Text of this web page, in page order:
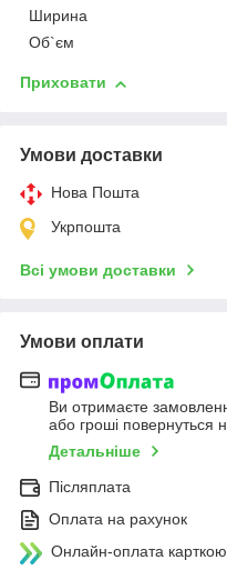
Ширина
Об`єм
Приховати
Умови доставки
Нова Пошта
Укрпошта
Всі умови доставки
Умови оплати
Ви отримаєте
або гроші повернуться
Детальніше
Післяплата
Оплата на рахунок
Онлайн-оплата